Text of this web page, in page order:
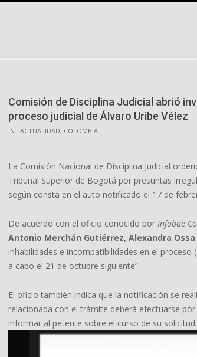
Comisión de Disciplina Judicial abrió
proceso judicial de Álvaro Uribe Vélez
IN: ACTUALIDAD, COLOMBIA
La Comisión Nacional de Disciplina Judicial
Tribunal Superior de Bogotá por presuntas
según consta en el auto notificado el 17 de
De acuerdo con el oficio conocido por Infobae
Antonio Merchán Gutiérrez, Alexandra
inhabilidades e incompatibilidades en el
a cabo el 21 de octubre siguiente”.
El oficio también indica que la notificación se
relacionada con el trámite deberá efectuarse
informar al petente sobre el curso de su solicitud.